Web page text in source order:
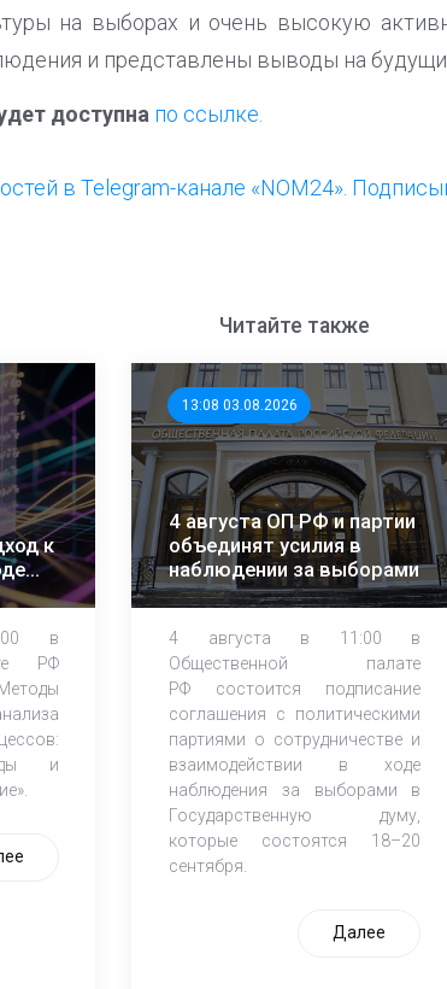
на выборах и очень высокую
и представлены выводы на
доступнапо ссылке.
в Telegram-канале «NOM24».
Читайте также
к
в
РФ
и
13:08 03.08.2026
4 августа ОП РФ и партии
объединят усилия в
наблюдении за выборами
4 августа в 11:00 в
Общественной палате
РФ состоится подписание
соглашения с политическими
партиями о сотрудничестве и
взаимодействии в ходе
наблюдения за выборами в
Государственную думу,
которые состоятся 18–20
сентября.
Далее